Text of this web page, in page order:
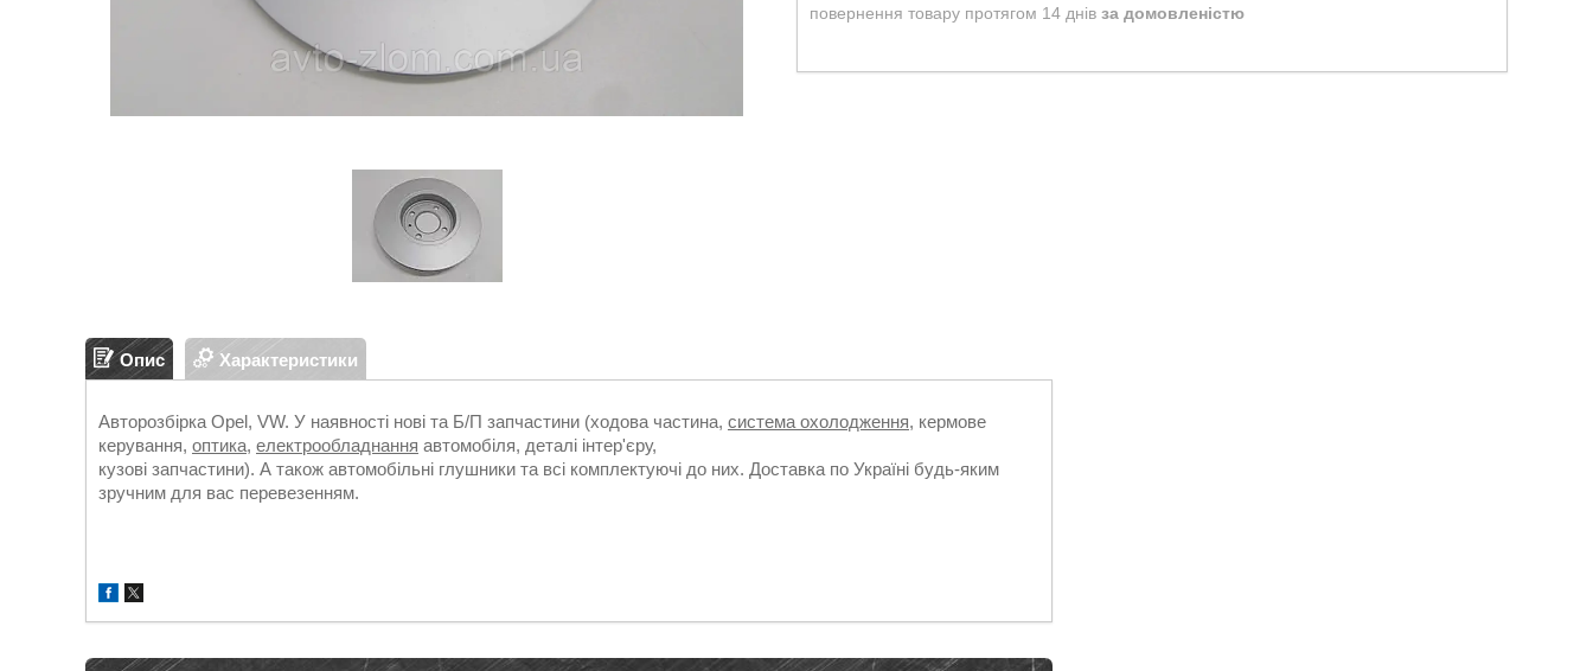
повернення товару протягом 14 днів за домовленістю
Опис Характеристики
Авторозбірка Opel, VW. У наявності нові та Б/П запчастини (ходова частина, система охолодження, кермове
керування, оптика, електрообладнання автомобіля, деталі інтер'єру,
кузові запчастини). А також автомобільні глушники та всі комплектуючі до них. Доставка по Україні будь-яким
зручним для вас перевезенням.